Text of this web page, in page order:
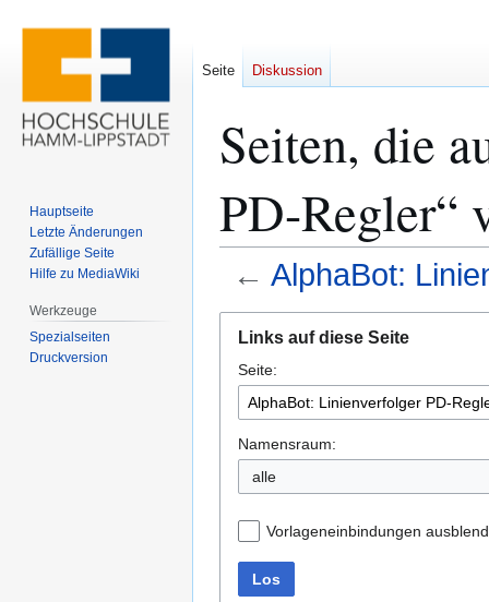
Seiten, die
PD-Regler“
← AlphaBot:
Navigation
springen
Suche
springen
Links auf diese Seite
Seite:
Namensraum:
alle
Vorlageneinbindungen
Los
Seite Diskussion
Hauptseite
Letzte Änderungen
Zufällige Seite
Hilfe zu MediaWiki
Werkzeuge
Spezialseiten
Druckversion